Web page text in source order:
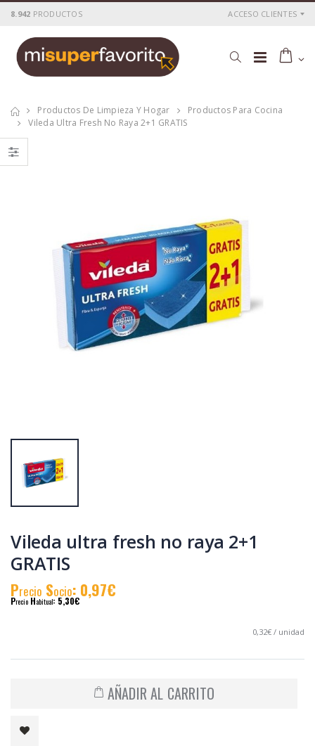
8.942 PRODUCTOS ACCESO CLIENTES
Productos De Limpieza Y Hogar
Productos Para Cocina
Vileda Ultra Fresh No Raya 2+1 GRATIS
Vileda ultra fresh no raya 2+1
GRATIS
Precio Socio: 0,97€
Precio Habitual: 5,30€
0,32€ / unidad
AÑADIR AL CARRITO
Vileda mocho
recambio Suave
recio Socio: 1,79€
recio Habitual: 2,49€
Vileda recambio
cepillo Duactiva
Vileda fregona
Super 100%
Microfibra azul
PrecioSocio : 2,01€
P recioHabitual: 3,40€